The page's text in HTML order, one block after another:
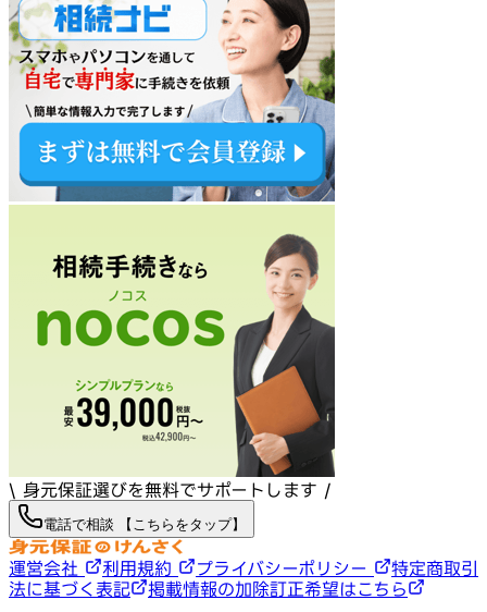
\ 身元保証選びを無料でサポートします /
電話で相談 【こちらをタップ】
運営会社 利用規約 プライバシーポリシー
特定商取引
法に基づく表記
掲載情報の加除訂正希望はこちら